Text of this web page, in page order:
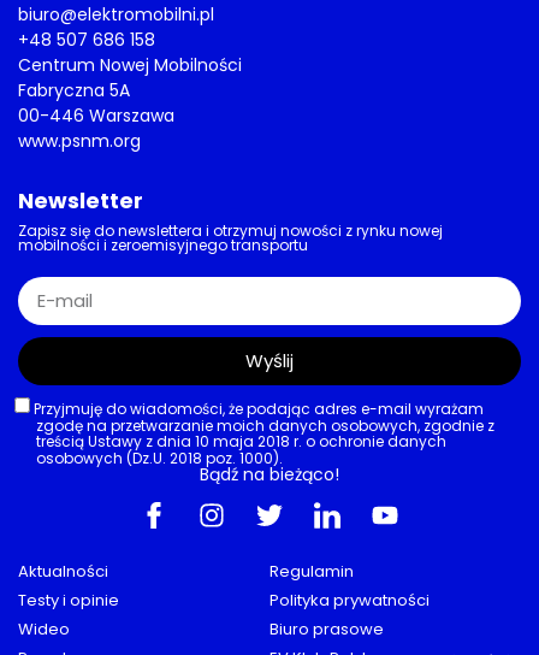
biuro@elektromobilni.pl
+48 507 686 158
Centrum Nowej Mobilności
Fabryczna 5A
00-446 Warszawa
www.psnm.org
Aktualności
Testy i opinie
Wideo
Regulamin
Polityka prywatności
Biuro prasowe
Newsletter
Zapisz się do newslettera i otrzymuj nowości z rynku nowej
mobilności i zeroemisyjnego transportu
Przyjmuję do wiadomości, że podając adres e-mail wyrażam
zgodę na przetwarzanie moich danych osobowych, zgodnie z
treścią Ustawy z dnia 10 maja 2018 r. o ochronie danych
osobowych (Dz.U. 2018 poz. 1000).
Wyślij
Bądź na bieżąco!